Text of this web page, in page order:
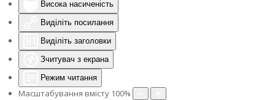
Висока насиченість
Виділіть посилання
Виділіть заголовки
Зчитувач з екрана
Режим читання
Масштабування вмісту 100%